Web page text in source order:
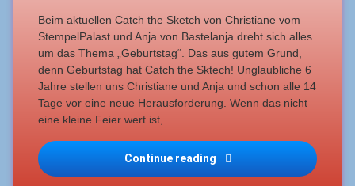
Beim aktuellen Catch the Sketch von Christiane vom
StempelPalast und Anja von Bastelanja dreht sich alles
um das Thema „Geburtstag“. Das aus gutem Grund,
denn Geburtstag hat Catch the Sktech! Unglaubliche 6
Jahre stellen uns Christiane und Anja und schon alle 14
Tage vor eine neue Herausforderung. Wenn das nicht
eine kleine Feier wert ist, …
Continue reading Catch the Sketch #144 –